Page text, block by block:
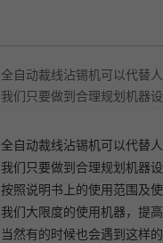
全自动裁线沾锡机可以代替
我们只要做到合理规划机器
全自动裁线沾锡机可以代替
我们只要做到合理规划机器
按照说明书上的使用范围及
我们大限度的使用机器，提
当然有的时候也会遇到这样